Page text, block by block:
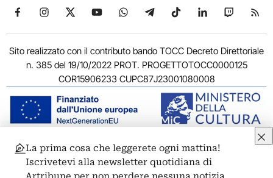
Seguici su Facebook
Seguici su Instagram
Seguici su X
Seguici su YouTube
Seguici su WhatsApp
Seguici su Telegram
Seguici su TikTok
Seguici su
Seguici
Sito realizzato con il contributo bando TOCC Decreto Direttoriale
n. 385 del 19/10/2022 PROT. PROGETTOTOCC0000125
COR15906233 CUPC87J23001080008
© 2011-2026 ARTRIBUNE srl – Corso Vittorio Emanuele II, 287 –
00186 Roma - P.I. 11381581005
La prima cosa che leggerete ogni mattina!
Iscrivetevi alla newsletter quotidiana di